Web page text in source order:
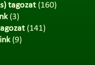
tagozat(160)
(3)
(141)
(9)